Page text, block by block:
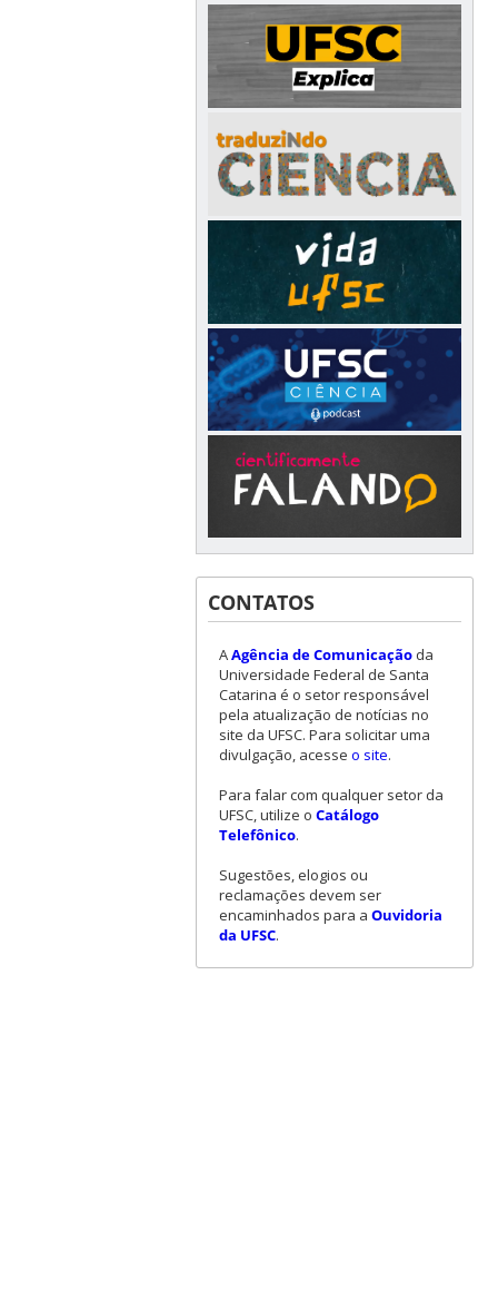
CONTATOS
AAgência de Comunicaçãoda
Universidade Federal de Santa
Catarina é o setor responsável
pela atualização de notícias no
site da UFSC. Para solicitar uma
divulgação, acesse o site.
Para falar com qualquer setor da
UFSC, utilize o Catálogo
Telefônico.
Sugestões, elogios ou
reclamações devem ser
encaminhados para a Ouvidoria
da UFSC.